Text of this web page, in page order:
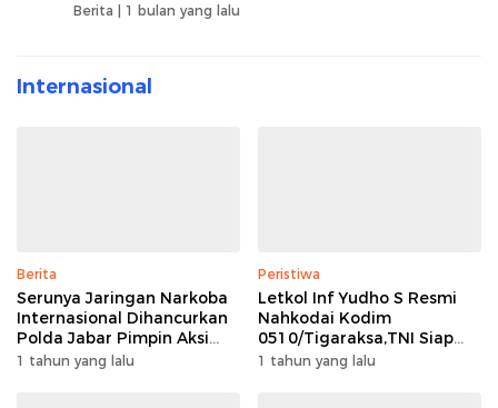
Berita | 1 bulan yang lalu
Internasional
Berita
Serunya Jaringan Narkoba
Internasional Dihancurkan
Polda Jabar Pimpin Aksi
Heroik
1 tahun yang lalu
Peristiwa
Letkol Inf Yudho S Resmi
Nahkodai Kodim
0510/Tigaraksa,TNI Siap
Berkerja bersama rakyat
1 tahun yang lalu